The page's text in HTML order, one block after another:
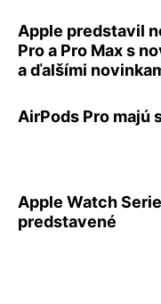
Apple predstavil
Pro a Pro Max s
a ďalšími
AirPods Pro majú
Apple Watch
predstavené